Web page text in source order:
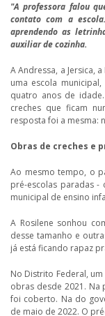
"A professora falou
contato com a
aprendendo as
auxiliar de cozinha.
A Andressa, a Jersica,
uma escola
quatro anos de
creches que ficam
resposta foi a mesma:
Obras de creches e
Ao mesmo tempo, o
pré-escolas paradas -
municipal de ensino
A Rosilene sonhou
desse tamanho e
já está ficando rapaz
No Distrito Federal,
obras desde 2021.
foi coberto. Na do
de maio de 2022. O